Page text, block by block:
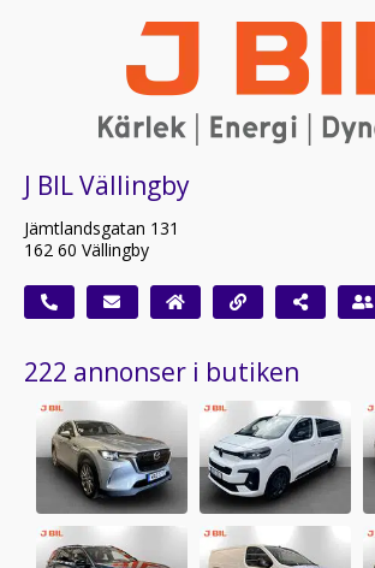
J BIL Vällingby
Jämtlandsgatan 131
162 60 Vällingby
222 annonser i butiken